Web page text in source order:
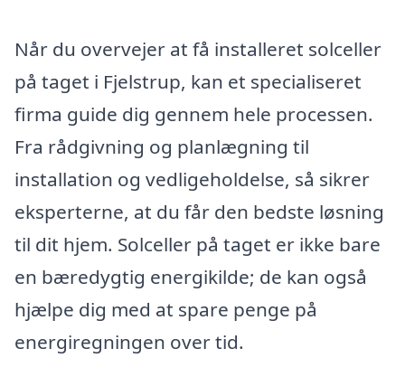
Når du overvejer at få installeret solceller
på taget i Fjelstrup, kan et specialiseret
firma guide dig gennem hele processen.
Fra rådgivning og planlægning til
installation og vedligeholdelse, så sikrer
eksperterne, at du får den bedste løsning
til dit hjem. Solceller på taget er ikke bare
en bæredygtig energikilde; de kan også
hjælpe dig med at spare penge på
energiregningen over tid.